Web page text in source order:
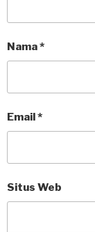
Nama*
Email*
Situs Web